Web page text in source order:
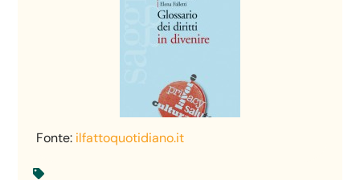
Fonte: ilfattoquotidiano.it
